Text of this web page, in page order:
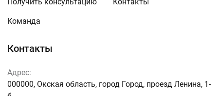
Контакты
Адрес:
000000, Окская область, город Город, проезд Ленина, 1-
Команда